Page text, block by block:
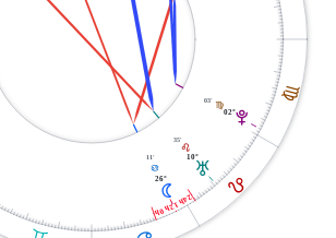
E
F
N
26°
D
11'
T
10°
E
35'
V
02°
F
03'
24h 12h 0h